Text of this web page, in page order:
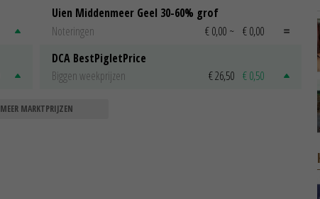
Uien Middenmeer Geel 30-60% grof
Noteringen
€ 0,00 ~ € 0,00
DCA BestPigletPrice
Biggen weekprijzen
€ 26,50 € 0,50
MEER MARKTPRIJZEN